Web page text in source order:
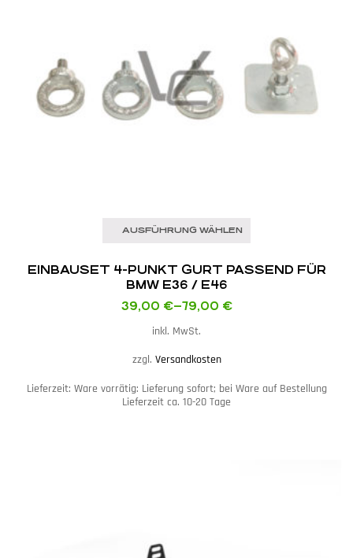
AUSFÜHRUNG WÄHLEN
EINBAUSET 4-PUNKT GURT PASSEND FÜR
BMW E36 / E46
39,00 €–79,00 €
inkl. MwSt.
zzgl. Versandkosten
Lieferzeit: Ware vorrätig: Lieferung sofort; bei Ware auf Bestellung
Lieferzeit ca. 10-20 Tage